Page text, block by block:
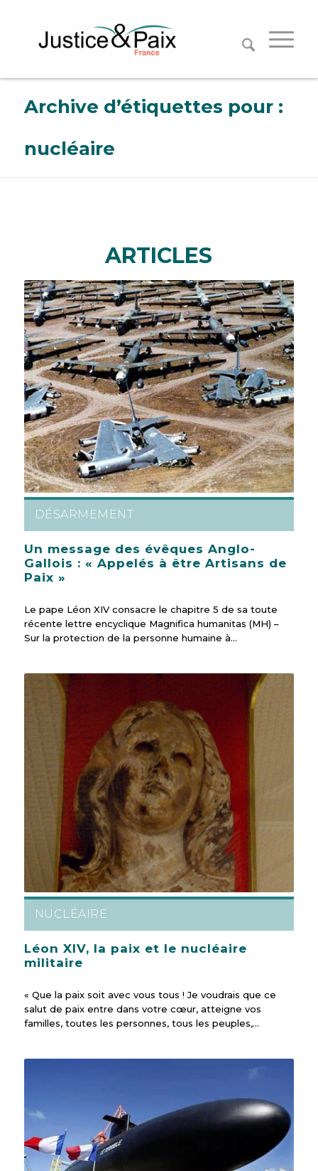
Archive d’étiquettes pour :
nucléaire
ARTICLES
DÉSARMEMENT
Un message des évêques Anglo-
Gallois : « Appelés à être Artisans de
Paix »
Le pape Léon XIV consacre le chapitre 5 de sa toute
récente lettre encyclique Magnifica humanitas (MH) –
Sur la protection de la personne humaine à…
NUCLÉAIRE
Léon XIV, la paix et le nucléaire
militaire
« Que la paix soit avec vous tous ! Je voudrais que ce
salut de paix entre dans votre cœur, atteigne vos
familles, toutes les personnes, tous les peuples,…